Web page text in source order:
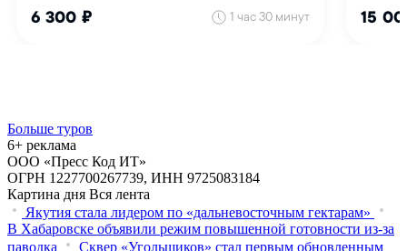
Больше туров
6+ реклама
ООО «Пресс Код ИТ»
ОГРН 1227700267739, ИНН 9725083184
Картина дня Вся лента
Якутия стала лидером по «дальневосточным гектарам»
В Хабаровске объявили режим повышенной готовности из‑за
паводка
Сквер «Угольщиков» стал первым обновленным